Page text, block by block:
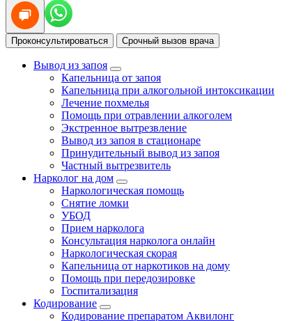
Проконсультироваться Срочный вызов врача
Вывод из запоя
Капельница от запоя
Капельница при алкогольной интоксикации
Лечение похмелья
Помощь при отравлении алкоголем
Экстренное вытрезвление
Вывод из запоя в стационаре
Принудительный вывод из запоя
Частный вытрезвитель
Нарколог на дом
Наркологическая помощь
Снятие ломки
УБОД
Прием нарколога
Консультация нарколога онлайн
Наркологическая скорая
Капельница от наркотиков на дому
Помощь при передозировке
Госпитализация
Кодирование
Кодирование препаратом Аквилонг